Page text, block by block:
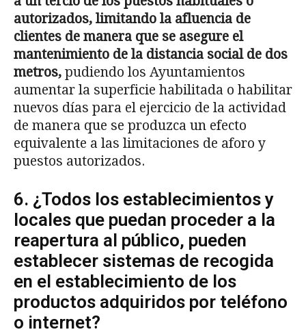
autorizados, limitando la afluencia de
clientes de manera que se asegure el
mantenimiento de la distancia social de dos
metros, pudiendo los Ayuntamientos
aumentar la superficie habilitada o habilitar
nuevos días para el ejercicio de la actividad
de manera que se produzca un efecto
equivalente a las limitaciones de aforo y
puestos autorizados.
6. ¿Todos los establecimientos y
locales que puedan proceder a la
reapertura al público, pueden
establecer sistemas de recogida
en el establecimiento de los
productos adquiridos por teléfono
o internet?